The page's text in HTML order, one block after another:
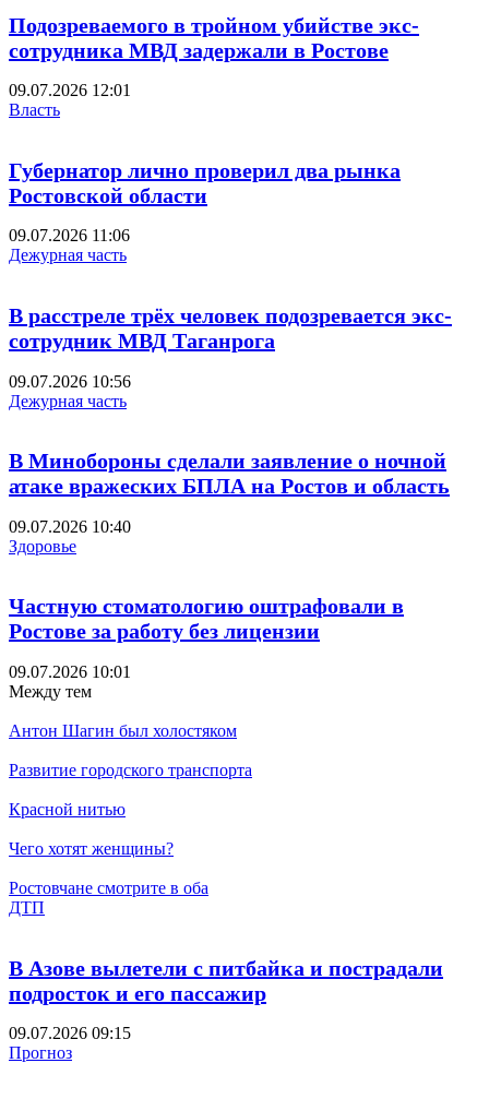
Подозреваемого в тройном убийстве экс-
сотрудника МВД задержали в Ростове
09.07.2026 12:01
Власть
Губернатор лично проверил два рынка
Ростовской области
09.07.2026 11:06
Дежурная часть
В расстреле трёх человек подозревается экс-
сотрудник МВД Таганрога
09.07.2026 10:56
Дежурная часть
В Минобороны сделали заявление о ночной
атаке вражеских БПЛА на Ростов и область
09.07.2026 10:40
Здоровье
Частную стоматологию оштрафовали в
Ростове за работу без лицензии
09.07.2026 10:01
Между тем
Антон Шагин был холостяком
Развитие городского транспорта
Красной нитью
Чего хотят женщины?
Ростовчане смотрите в оба
ДТП
В Азове вылетели с питбайка и пострадали
подросток и его пассажир
09.07.2026 09:15
Прогноз